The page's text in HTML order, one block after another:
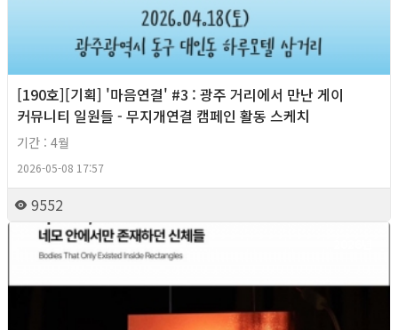
[190호][기획] '마음연결' #3 : 광주 거리에서 만난 게이
커뮤니티 일원들 - 무지개연결 캠페인 활동 스케치
기간 : 4월
2026-05-08 17:57
9552